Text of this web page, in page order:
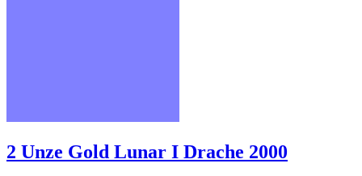
2 Unze Gold Lunar I Drache 2000